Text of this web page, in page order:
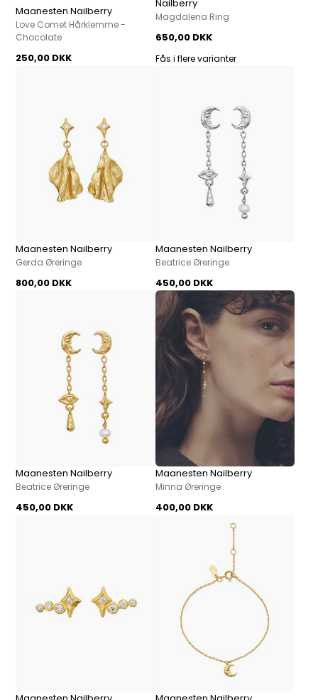
Maanesten Nailberry
Love Comet Hårklemme -
Chocolate
250,00 DKK
Nailberry
Magdalena Ring
650,00 DKK
Fås i flere varianter
Maanesten Nailberry
Gerda Øreringe
800,00 DKK
Maanesten Nailberry
Beatrice Øreringe
450,00 DKK
Maanesten Nailberry
Beatrice Øreringe
450,00 DKK
Maanesten Nailberry
Minna Øreringe
400,00 DKK